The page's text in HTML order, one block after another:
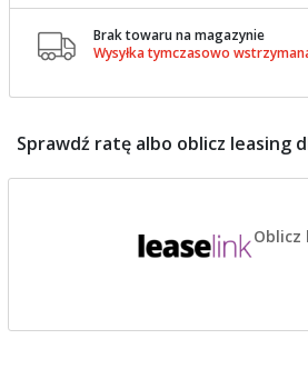

Brak towaru na magazynie
Wysyłka tymczasowo
Sprawdź ratę albo oblicz leasing
Oblicz